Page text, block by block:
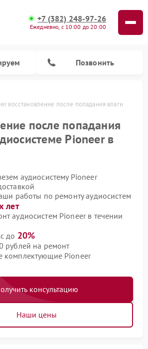
+7 (382) 248-97-26
Ежедневно, с 10:00 до 20:00
Позвонить
восстановление после попадания влаги
после попадания
Pioneer в
аудиосистему Pioneer
работы по ремонту аудиосистем
лет
аудиосистем Pioneer в течении
до 20%
рублей на ремонт
комплектующие Pioneer
консультацию
Наши цены